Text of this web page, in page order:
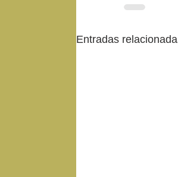
Entradas